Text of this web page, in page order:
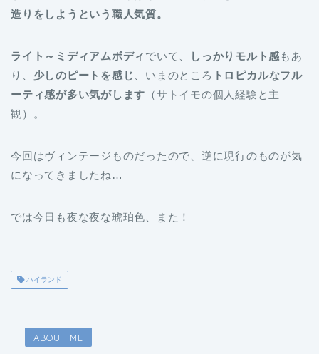
造りをしようという職人気質。
ライト～ミディアムボディ でいて、 しっかりモルト感 もあ
り、 少しのピートを感じ 、いまのところ トロピカルなフル
ーティ感が多い気がします （サトイモの個人経験と主
観）。
今回はヴィンテージものだったので、逆に現行のものが気
になってきましたね…
では今日も夜な夜な琥珀色、また！
ハイランド
ABOUT ME